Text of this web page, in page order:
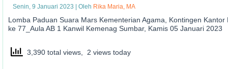
Senin, 9 Januari 2023 Oleh Rika Maria, MA
Lomba Paduan Suara Mars Kementerian Agama, Kontingen
ke 77_Aula AB 1 Kanwil Kemenag Sumbar, Kamis 05 Januari 2023
3,390 total views, 2 views today